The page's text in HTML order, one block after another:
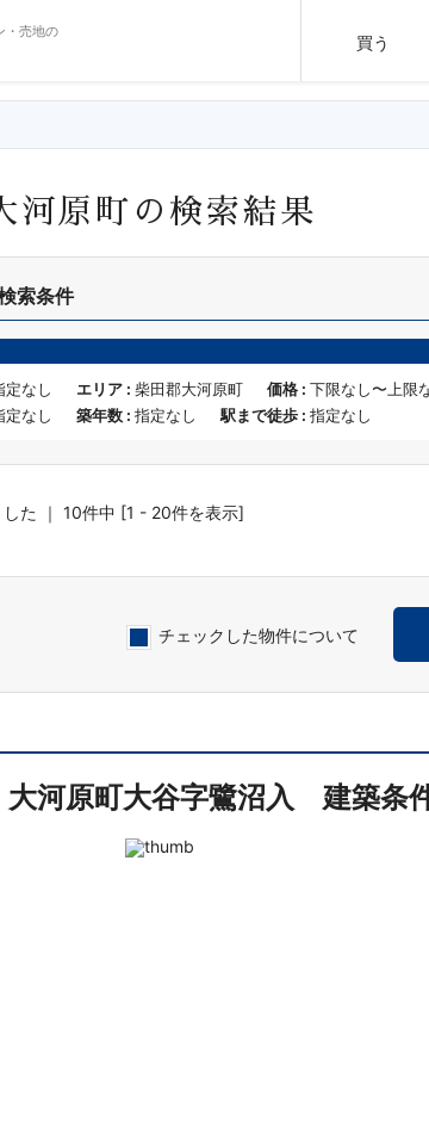
・売地の
買う
河原町の検索結果
索条件
定なし エリア : 柴田郡大河原町 価格 : 下限なし〜上限
定なし
築年数 : 指定なし 駅まで徒歩 : 指定なし
た ｜ 10件中 [1 - 20件を表示]
チェックした物件について
大河原町大谷字鷺沼入 建築条